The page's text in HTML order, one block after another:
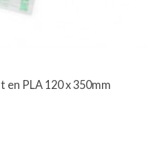
en PLA 120 x 350mm